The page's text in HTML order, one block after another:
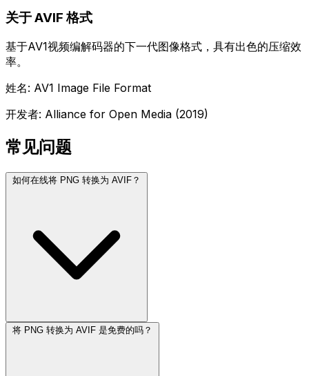
关于 AVIF 格式
基于AV1视频编解码器的下一代图像格式，具有出色的压缩效
率。
姓名: AV1 Image File Format
开发者: Alliance for Open Media (2019)
常见问题
如何在线将 PNG 转换为 AVIF？
将 PNG 转换为 AVIF 是免费的吗？